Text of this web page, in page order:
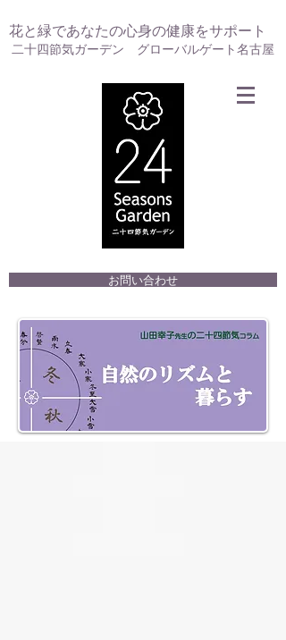
花と緑であなたの心身の健康をサポート
お問い合わせ
二十四節気ガーデン グローバルゲート名古屋